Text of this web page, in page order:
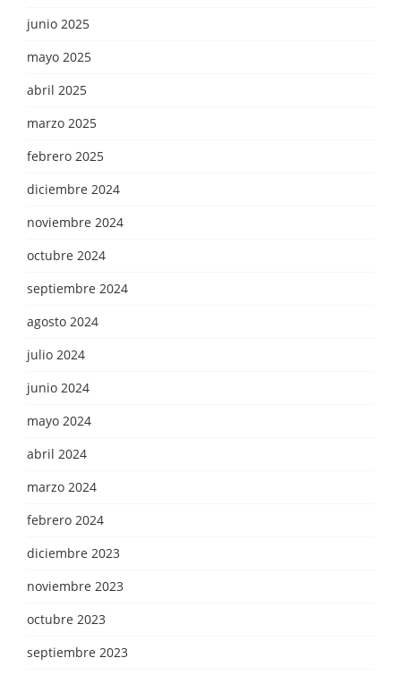
junio 2025
mayo 2025
abril 2025
marzo 2025
febrero 2025
diciembre 2024
noviembre 2024
octubre 2024
septiembre 2024
agosto 2024
julio 2024
junio 2024
mayo 2024
abril 2024
marzo 2024
febrero 2024
diciembre 2023
noviembre 2023
octubre 2023
septiembre 2023